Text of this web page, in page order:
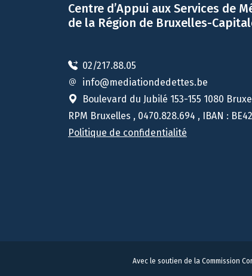
Centre d’Appui aux Services de
de la Région de Bruxelles-
02/217.88.05
info@mediationdedettes.be
Boulevard du Jubilé 153-155 1080
RPM Bruxelles , 0470.828.694 , IBAN :
Politique de confidentialité
Avec le soutien de la Commission